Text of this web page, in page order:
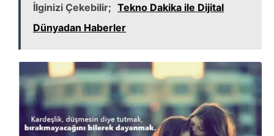
İlginizi Çekebilir; Tekno Dakika ile Dijital
Dünyadan Haberler